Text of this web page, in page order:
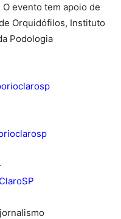
evento tem apoio de
Orquidófilos, Instituto
Podologia